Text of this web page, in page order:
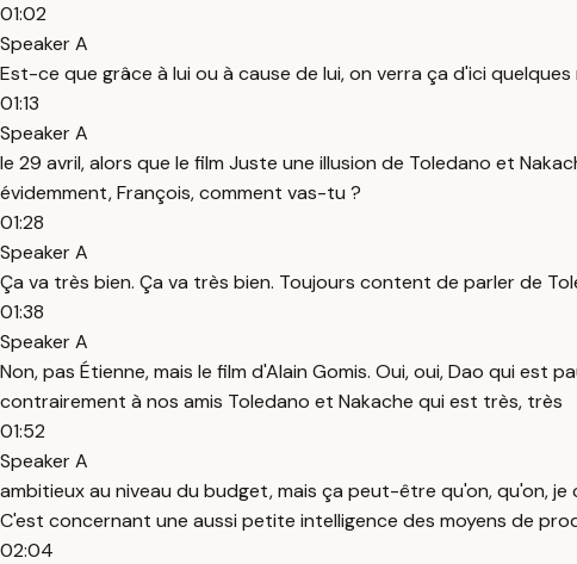
01:02
Speaker A
Est-ce que grâce à lui ou à cause de lui, on verra ça d'ici
01:13
Speaker A
le 29 avril, alors que le film Juste une illusion de Toledano et
évidemment, François, comment vas-tu ?
01:28
Speaker A
Ça va très bien. Ça va très bien. Toujours content de parler de
01:38
Speaker A
Non, pas Étienne, mais le film d'Alain Gomis. Oui, oui, Dao qui
contrairement à nos amis Toledano et Nakache qui est très, très
01:52
Speaker A
ambitieux au niveau du budget, mais ça peut-être qu'on, qu'on,
C'est concernant une aussi petite intelligence des moyens de
02:04